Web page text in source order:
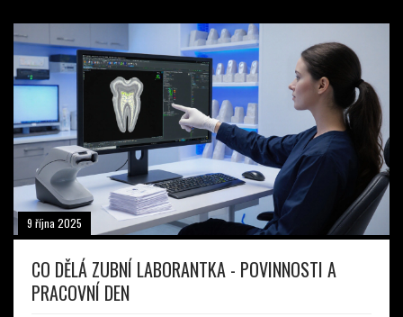
9 října 2025
CO DĚLÁ ZUBNÍ LABORANTKA - POVINNOSTI A
PRACOVNÍ DEN